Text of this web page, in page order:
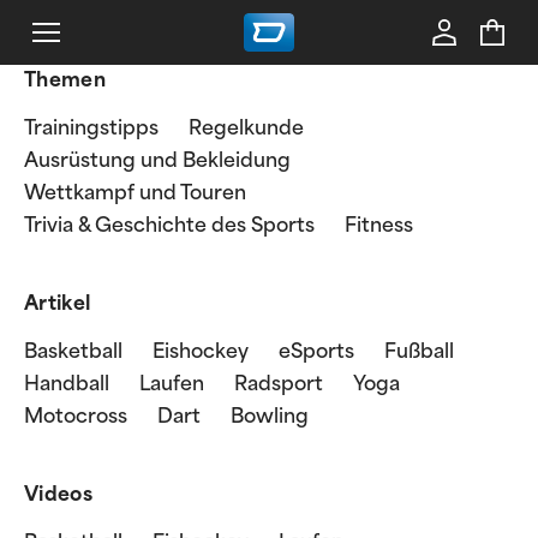
Themen
Trainingstipps
Regelkunde
Ausrüstung und Bekleidung
Wettkampf und Touren
Trivia & Geschichte des Sports
Fitness
Artikel
Basketball Eishockey eSports
Fußball
Handball
Laufen Radsport
Yoga
Motocross
Dart Bowling
Videos